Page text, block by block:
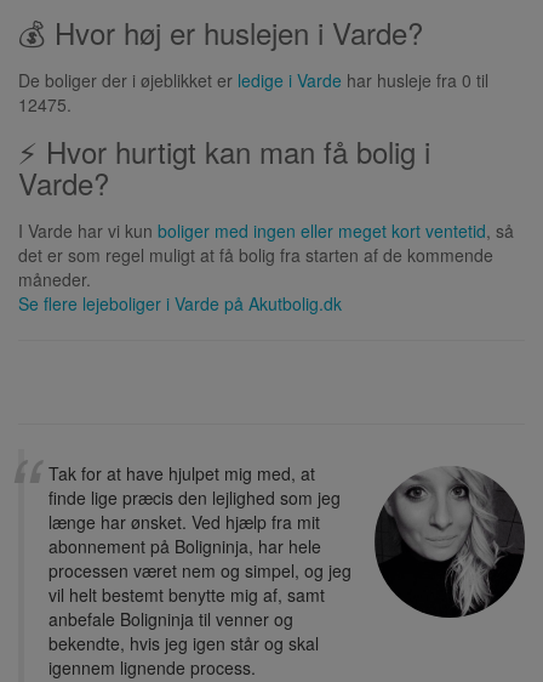
💰 Hvor høj er huslejen i Varde?
De boliger der i øjeblikket er ledige i Varde har husleje fra 0 til
12475.
⚡ Hvor hurtigt kan man få bolig i
Varde?
I Varde har vi kun boliger med ingen eller meget kort ventetid, så
det er som regel muligt at få bolig fra starten af de kommende
måneder.
Se flere lejeboliger i Varde på Akutbolig.dk
Tak for at have hjulpet mig med, at
finde lige præcis den lejlighed som jeg
længe har ønsket. Ved hjælp fra mit
abonnement på Boligninja, har hele
processen været nem og simpel, og jeg
vil helt bestemt benytte mig af, samt
anbefale Boligninja til venner og
bekendte, hvis jeg igen står og skal
igennem lignende process.